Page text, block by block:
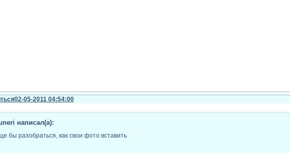
02-05-2011 04:54:00
написал(а):
бы разобраться, как свои фото вставить